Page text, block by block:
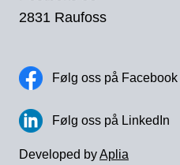
2831 Raufoss
Følg oss på Facebook
Følg oss på LinkedIn
Developed byAplia